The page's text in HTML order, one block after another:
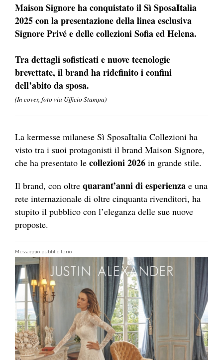
MaisonSignorehaconquistato ilSìSposaItalia
2025conlapresentazionedellalineaesclusiva
SignorePrivéedellecollezioniSofiaedHelena.
Tra dettagli sofisticati e nuove tecnologie
brevettate, il brand ha ridefinito i confini
dell’abito da sposa.
(In cover, foto via Ufficio Stampa)
La kermesse milanese Sì SposaItalia Collezioni ha
visto tra i suoi protagonisti il brand Maison Signore,
che ha presentato le collezioni 2026 in grande stile.
Il brand, con oltre quarant’anni di esperienza e una
rete internazionale di oltre cinquanta rivenditori, ha
stupito il pubblico con l’eleganza delle sue nuove
proposte.
Messaggio pubblicitario